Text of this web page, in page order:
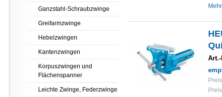
Art.-
Ganzstahl-Schraubzwinge
Greifarmzwinge
Hebelzwingen
Kantenzwingen
Korpuszwingen und
Flächenspanner
Leichte Zwinge, Federzwinge